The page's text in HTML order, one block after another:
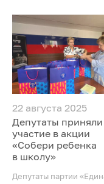
22 августа 2025
Депутаты приняли
участие в акции
«Собери ребенка
в школу»
Депутаты партии